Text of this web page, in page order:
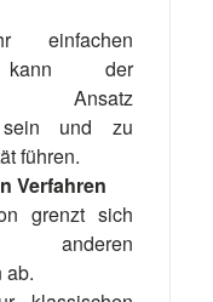
einfachen
kann der
Ansatz
sein und zu
führen.
Verfahren
grenzt sich
ab.